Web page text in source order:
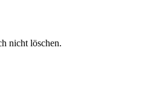
nicht löschen.